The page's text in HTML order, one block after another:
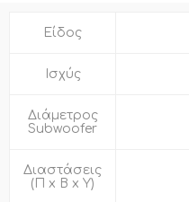
Είδος
Ισχύς
Διάμετρος
Subwoofer
Διαστάσεις
(Π x Β x Υ)